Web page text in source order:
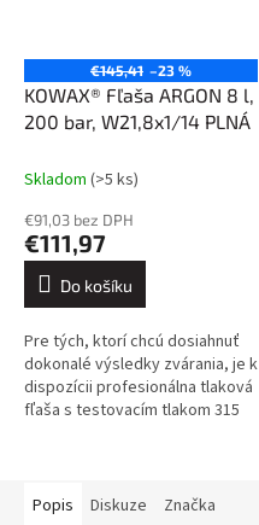
€145,41 –23 %
KOWAX® Fľaša ARGON 8 l,
200 bar, W21,8x1/14 PLNÁ
Skladom (>5 ks)
€91,03 bez DPH
€111,97
Do košíku
Pre tých, ktorí chcú dosiahnuť
dokonalé výsledky zvárania, je k
dispozícii profesionálna tlaková
fľaša s testovacím tlakom 315
Popis Diskuze Značka